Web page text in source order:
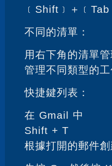
﹝Shift﹞＋
不同的清單：
用右下角的清單
管理不同類型的工
快捷鍵列表：
在 Gmail 中
Shift + T
根據打開的郵件